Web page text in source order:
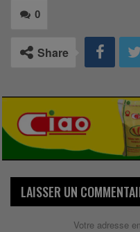
0
Share
LAISSER UN
Votre adresse